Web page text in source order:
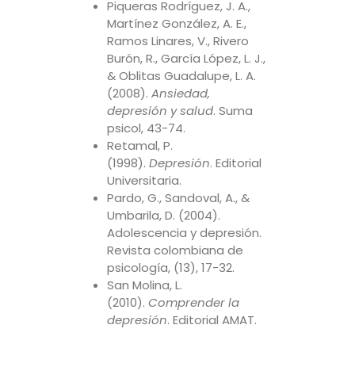
Piqueras Rodríguez, J. A.,
Martínez González, A. E.,
Ramos Linares, V., Rivero
Burón, R., García López, L. J.,
& Oblitas Guadalupe, L. A.
(2008). Ansiedad,
depresión y salud. Suma
psicol, 43-74.
Retamal, P.
(1998). Depresión. Editorial
Universitaria.
Pardo, G., Sandoval, A., &
Umbarila, D. (2004).
Adolescencia y depresión.
Revista colombiana de
psicología, (13), 17-32.
San Molina, L.
(2010). Comprender la
depresión. Editorial AMAT.